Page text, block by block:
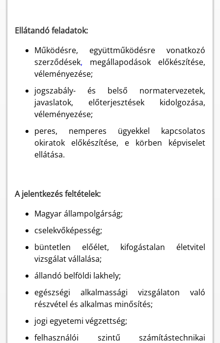
Ellátandó feladatok:
Működésre, együttműködésre vonatkozó
szerződések, megállapodások előkészítése,
véleményezése;
jogszabály- és belső normatervezetek,
javaslatok, előterjesztések kidolgozása,
véleményezése;
peres, nemperes ügyekkel kapcsolatos
okiratok előkészítése, e körben képviselet
ellátása.
A jelentkezés feltételek:
Magyar állampolgárság;
cselekvőképesség;
büntetlen előélet, kifogástalan életvitel
vizsgálat vállalása;
állandó belföldi lakhely;
egészségi alkalmassági vizsgálaton való
részvétel és alkalmas minősítés;
jogi egyetemi végzettség;
felhasználói szintű számítástechnikai